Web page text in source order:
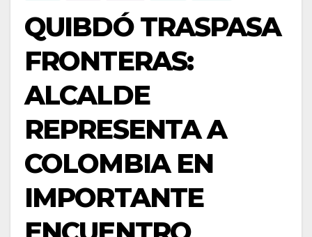
QUIBDÓ TRASPASA
FRONTERAS:
ALCALDE
REPRESENTA A
COLOMBIA EN
IMPORTANTE